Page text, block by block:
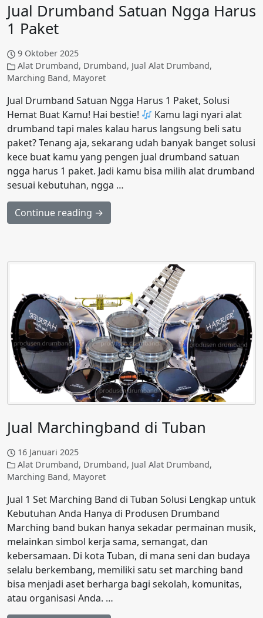
Jual Drumband Satuan Ngga Harus
1 Paket
9 Oktober 2025
Alat Drumband, Drumband, Jual Alat Drumband,
Marching Band, Mayoret
Jual Drumband Satuan Ngga Harus 1 Paket, Solusi
Hemat Buat Kamu! Hai bestie!
Kamu lagi nyari alat
drumband tapi males kalau harus langsung beli satu
paket? Tenang aja, sekarang udah banyak banget solusi
kece buat kamu yang pengen jual drumband satuan
ngga harus 1 paket. Jadi kamu bisa milih alat drumband
sesuai kebutuhan, ngga …
Continue reading →
Jual Marchingband di Tuban
16 Januari 2025
Alat Drumband, Drumband, Jual Alat Drumband,
Marching Band, Mayoret
Jual 1 Set Marching Band di Tuban Solusi Lengkap untuk
Kebutuhan Anda Hanya di Produsen Drumband
Marching band bukan hanya sekadar permainan musik,
melainkan simbol kerja sama, semangat, dan
kebersamaan. Di kota Tuban, di mana seni dan budaya
selalu berkembang, memiliki satu set marching band
bisa menjadi aset berharga bagi sekolah, komunitas,
atau organisasi Anda. …